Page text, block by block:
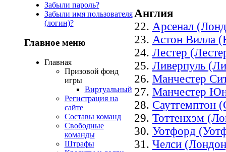
Забыли пароль?
Забыли имя пользователя
(логин)?
Главное меню
Главная
Призовой фонд
игры
Виртуальный
Регистрация на
сайте
Составы команд
Свободные
команды
Штрафы
Англия
22. Арсенал
23. Астон Вилла
24. Лестер
25. Ливерпуль
26. Манчестер
27. Манчестер
28. Саутгемптон
29. Тоттенхэм
30. Уотфорд
31. Челси